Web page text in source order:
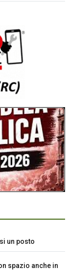
un posto
spazio anche in